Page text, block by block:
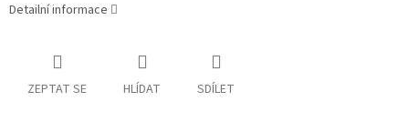
Detailní informace
ZEPTAT SE HLÍDAT SDÍLET